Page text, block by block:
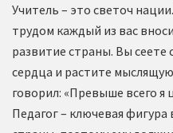
Учитель – это светоч
трудом каждый из вас
развитие страны. Вы сеете
сердца и растите
говорил: «Превыше всего я
Педагог – ключевая